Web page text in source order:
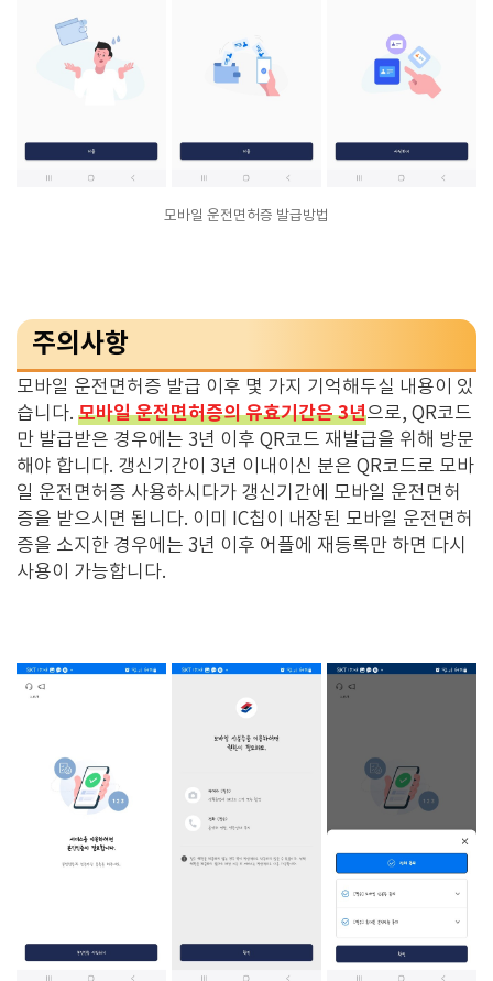
모바일 운전면허증 발급방법
주의사항
모바일 운전면허증 발급 이후 몇 가지 기억해두실 내용이 있
습니다. 모바일 운전면허증의 유효기간은 3년으로, QR코드
만 발급받은 경우에는 3년 이후 QR코드 재발급을 위해 방문
해야 합니다. 갱신기간이 3년 이내이신 분은 QR코드로 모바
일 운전면허증 사용하시다가 갱신기간에 모바일 운전면허
증을 받으시면 됩니다. 이미 IC칩이 내장된 모바일 운전면허
증을 소지한 경우에는 3년 이후 어플에 재등록만 하면 다시
사용이 가능합니다.